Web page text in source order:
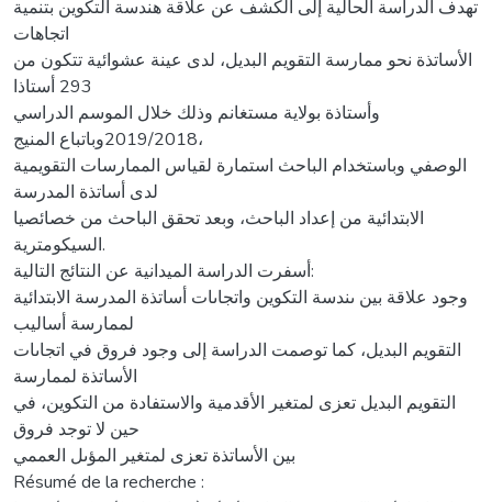
تهدف الدراسة الحالية إلى الكشف عن علاقة هندسة التكوين بتنمية
اتجاهات
الأساتذة نحو ممارسة التقويم البديل، لدى عينة عشوائية تتكون من
293 أستاذا
وأستاذة بولاية مستغانم وذلك خلال الموسم الدراسي
،2019/2018وباتباع المنيج
الوصفي وباستخدام الباحث استمارة لقياس الممارسات التقويمية
لدى أساتذة المدرسة
الابتدائية من إعداد الباحث، وبعد تحقق الباحث من خصائصيا
السيكومترية.
أسفرت الدراسة الميدانية عن النتائج التالية:
وجود علاقة بين ىندسة التكوين واتجاىات أساتذة المدرسة الابتدائية
لممارسة أساليب
التقويم البديل، كما توصمت الدراسة إلى وجود فروق في اتجاىات
الأساتذة لممارسة
التقويم البديل تعزى لمتغير الأقدمية والاستفادة من التكوين، في
حين لا توجد فروق
بين الأساتذة تعزى لمتغير المؤىل العممي
Résumé de la recherche :